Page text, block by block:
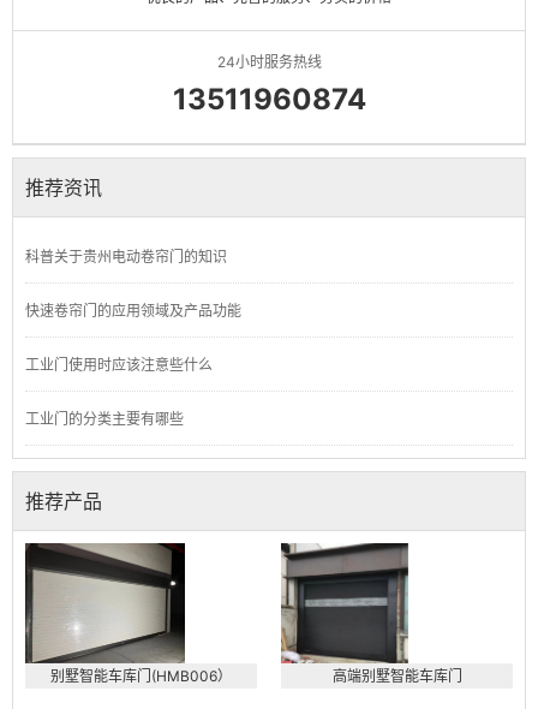
24小时服务热线
13511960874
推荐资讯
科普关于贵州电动卷帘门的知识
快速卷帘门的应用领域及产品功能
工业门使用时应该注意些什么
工业门的分类主要有哪些
推荐产品
别墅智能车库门(HMB006） 高端别墅智能车库门